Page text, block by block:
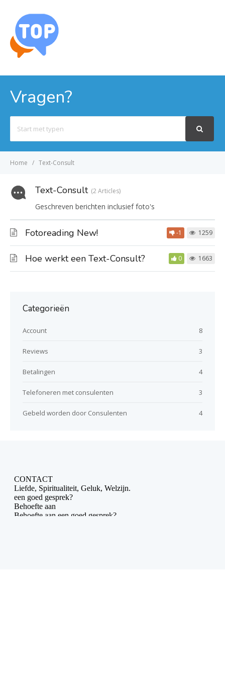
Vragen?
For
Home Text-Consult
Text-Consult 2 Articles
Geschreven berichten inclusief foto's
Fotoreading New! -1 1259
Hoe werkt een Text-Consult? 0 1663
Categorieën
8
Account
3
Reviews
4
Betalingen
3
Telefoneren met consulenten
4
Gebeld worden door Consulenten